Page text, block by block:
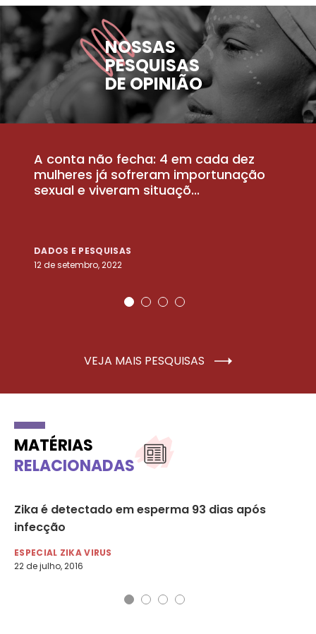
NOSSAS
PESQUISAS
DE OPINIÃO
A conta não fecha: 4 em cada dez
mulheres já sofreram importunação
sexual e viveram situaçõ...
DADOS E PESQUISAS
12 de setembro, 2022
VEJA MAIS PESQUISAS
MATÉRIAS
RELACIONADAS
Zika é detectado em esperma 93 dias após
infecção
ESPECIAL ZIKA VIRUS
22 de julho, 2016